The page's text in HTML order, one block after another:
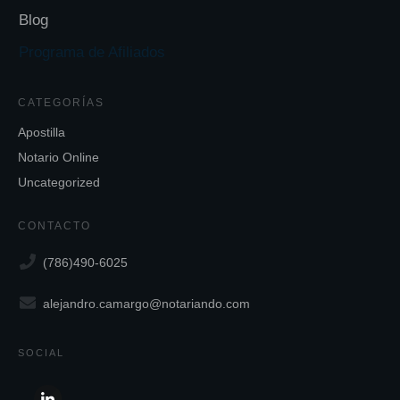
Blog
Programa de Afiliados
CATEGORÍAS
Apostilla
Notario Online
Uncategorized
CONTACTO
(786)490-6025
alejandro.camargo@notariando.com
SOCIAL